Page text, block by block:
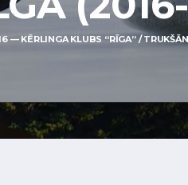
— KĒRLINGA KLUBS “RĪGA” /